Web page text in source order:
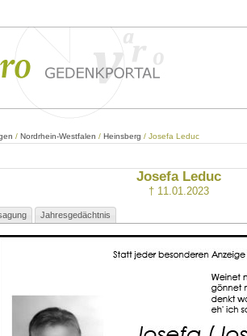
/ Nordrhein-Westfalen / Heinsberg / Josefa Leduc
Josefa Leduc
† 11.01.2023
Jahresgedächtnis